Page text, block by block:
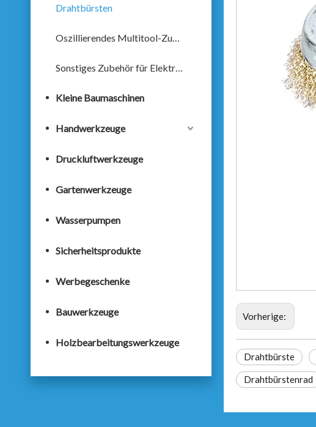
Drahtbürsten
Oszillierendes Multitool-Zubehör
Sonstiges Zubehör für Elektrowerkzeuge
Kleine Baumaschinen
Handwerkzeuge
Druckluftwerkzeuge
Gartenwerkzeuge
Wasserpumpen
Sicherheitsprodukte
Werbegeschenke
Bauwerkzeuge
Holzbearbeitungswerkzeuge
Vorherige:
Drahtbürste
Drahtbürstenrad